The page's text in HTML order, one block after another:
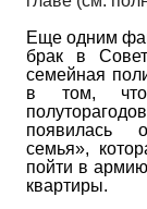
Еще одним
брак в
семейная
в том, что
появилась
семья»,
пойти в
квартиры.